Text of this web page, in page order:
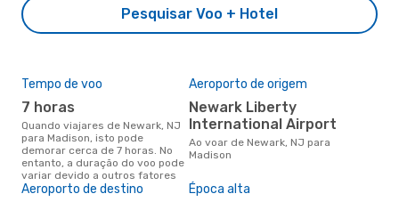
Pesquisar Voo + Hotel
Tempo de voo
7 horas
Quando viajares de Newark, NJ
para Madison, isto pode
demorar cerca de 7 horas. No
entanto, a duração do voo pode
variar devido a outros fatores
Aeroporto de origem
Newark Liberty
International Airport
Ao voar de Newark, NJ para
Madison
Aeroporto de destino Época alta